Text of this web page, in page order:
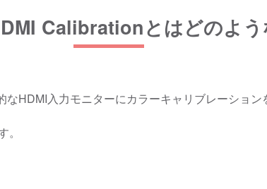
Calibrationとはどのよう
HDMI入力モニターにカラーキャリブレーショ